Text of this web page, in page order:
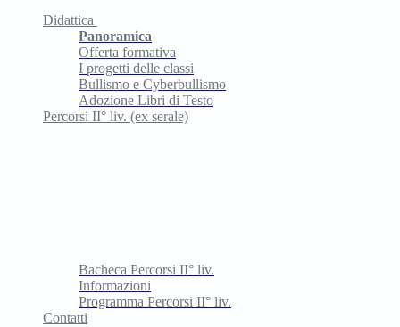
Didattica
Panoramica
Offerta formativa
I progetti delle classi
Bullismo e Cyberbullismo
Adozione Libri di Testo
Percorsi II° liv. (ex serale)
Bacheca Percorsi II° liv.
Informazioni
Programma Percorsi II° liv.
Contatti